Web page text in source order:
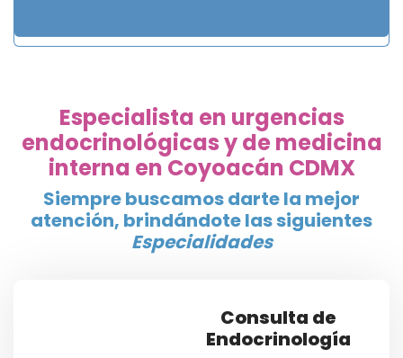
Especialista en urgencias
endocrinológicas y de medicina
interna en Coyoacán CDMX
Siempre buscamos darte la mejor
atención, brindándote las siguientes
Especialidades
Consulta de
Endocrinología